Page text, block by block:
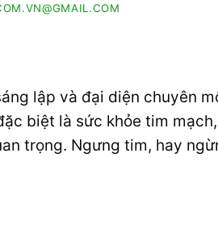
lập và đại diện chuyên
biệt là sức khỏe tim mạch,
trọng. Ngưng tim, hay